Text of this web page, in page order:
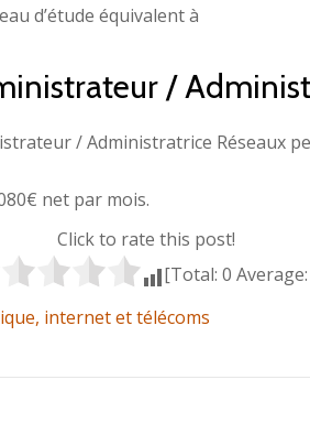
d’étude équivalent à
/
/ Administratrice Réseaux
net par mois.
Click to rate this post!
[Total: 0 Average:
internet et télécoms